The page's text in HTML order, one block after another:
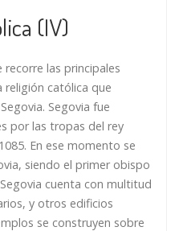
(IV)
recorre las principales
religión católica que
Segovia fue
por las tropas del rey
En ese momento se
siendo el primer obispo
cuenta con multitud
y otros edificios
se construyen sobre